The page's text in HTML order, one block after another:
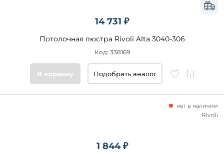
основания
14 731 ₽
Потолочная люстра Rivoli Alta 3040-306
Код: 338169
В корзину Подобрать аналог
1 844 ₽
нет в наличии
Rivoli